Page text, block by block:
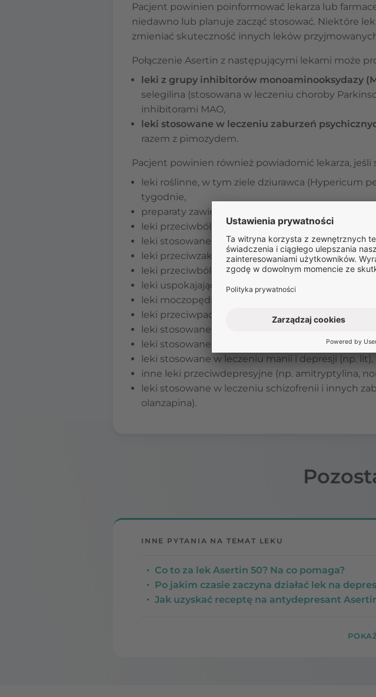
Pacjent powinien poinformować lekarza lub
niedawno lub planuje zacząć stosować. Niektóre
zmieniać skuteczność innych leków
Połączenie Asertin z następującymi lekami może
leki z grupy inhibitorów monoaminooksydazy
selegilina (stosowana w leczeniu choroby
inhibitorami MAO,
leki stosowane w leczeniu zaburzeń
razem z pimozydem.
Pacjent powinien również powiadomić lekarza, jeśli
leki roślinne, w tym ziele dziurawca (Hypericum
tygodnie,
preparaty zawierające aminokwas tryptofan,
leki przeciwbólowe (np. tramadol),
leki stosowane w leczeniu migreny (np.
leki przeciwzakrzepowe (np. warfaryna),
leki przeciwbólowe i przeciwzapalne (np.
leki uspokajające (np. diazepam),
leki moczopędne,
leki przeciwpadaczkowe (np. fenytoina),
leki stosowane w leczeniu cukrzycy (np.
leki stosowane w leczeniu chorób żołądka (np.
leki stosowane w leczeniu manii i depresji (np. lit),
inne leki przeciwdepresyjne (np. amitryptylina,
leki stosowane w leczeniu schizofrenii i innych
olanzapina).
INNE PYTANIA NA TEMAT LEKU
Co to za lek Asertin 50? Na co pomaga?
Po jakim czasie zaczyna działać lek na
Jak uzyskać receptę na antydepresant